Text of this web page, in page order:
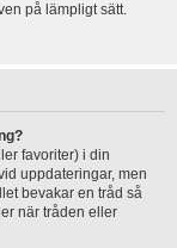
på lämpligt sätt.
favoriter) i din
uppdateringar, men
bevakar en tråd så
när tråden eller